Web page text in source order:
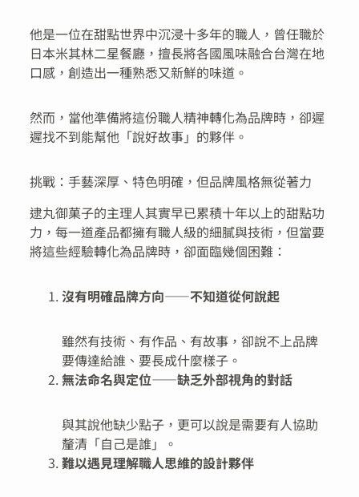
他是一位在甜點世界中沉浸十多年的職人，曾任職於
日本米其林二星餐廳，擅長將各國風味融合台灣在地
口感，創造出一種熟悉又新鮮的味道。
然而，當他準備將這份職人精神轉化為品牌時，卻遲
遲找不到能幫他「說好故事」的夥伴。
挑戰：手藝深厚、特色明確，但品牌風格無從著力
逮丸御菓子的主理人其實早已累積十年以上的甜點功
力，每一道產品都擁有職人級的細膩與技術，但當要
將這些經驗轉化為品牌時，卻面臨幾個困難：
沒有明確品牌方向——不知道從何說起
雖然有技術、有作品、有故事，卻說不上品牌
要傳達給誰、要長成什麼樣子。
無法命名與定位——缺乏外部視角的對話
與其說他缺少點子，更可以說是需要有人協助
釐清「自己是誰」。
難以遇見理解職人思維的設計夥伴